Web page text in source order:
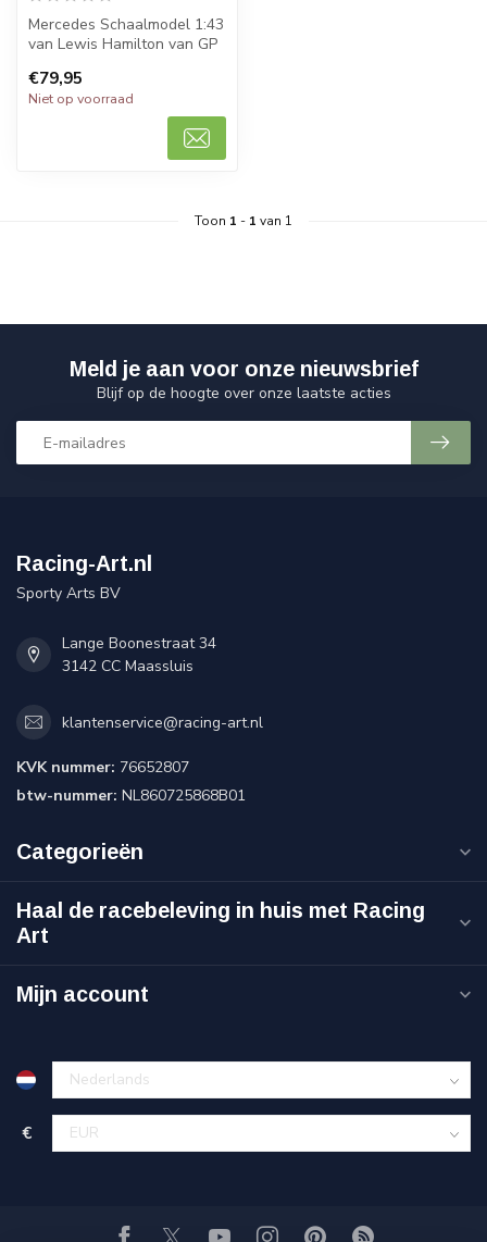
Mercedes Schaalmodel 1:43
van Lewis Hamilton van GP
verwacht...
€79,95
Niet op voorraad
Toon 1 - 1 van 1
Meld je aan voor onze nieuwsbrief
Blijf op de hoogte over onze laatste acties
Racing-Art.nl
Sporty Arts BV
Lange Boonestraat 34
3142 CC Maassluis
klantenservice@racing-art.nl
KVK nummer: 76652807
btw-nummer: NL860725868B01
Categorieën
Haal de racebeleving in huis met Racing
Art
Mijn account
€